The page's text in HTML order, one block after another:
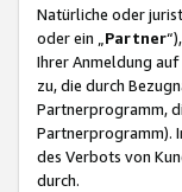
Natürliche oder
oder ein „Partner
Ihrer Anmeldung
zu, die durch
Partnerprogramm,
Partnerprogramm).
des Verbots von
durch.